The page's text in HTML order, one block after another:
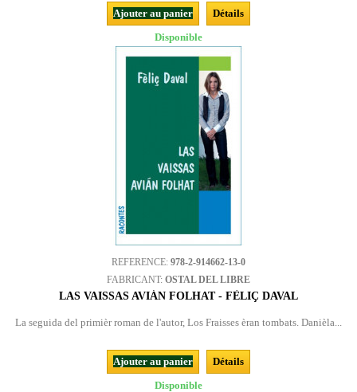
Ajouter au panier
Détails
Disponible
REFERENCE: 978-2-914662-13-0
FABRICANT: OSTAL DEL LIBRE
LAS VAISSAS AVIÁN FOLHAT - FÈLIÇ DAVAL
La seguida del primièr roman de l'autor, Los Fraisses èran tombats. Danièla...
Ajouter au panier
Détails
Disponible